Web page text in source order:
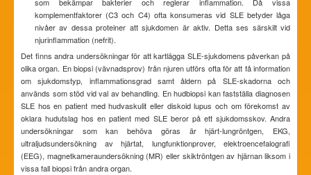
komplementfaktorer (C3 och C4) ofta konsumeras vid SLE betyder låga
nivåer av dessa proteiner att sjukdomen är aktiv. Detta ses särskilt vid
njurinflammation (nefrit).
Det finns andra undersökningar för att kartlägga SLE-sjukdomens påverkan på
olika organ. En biopsi (vävnadsprov) från njuren utförs ofta för att få information
om sjukdomstyp, inflammationsgrad samt åldern på SLE-skadorna och
används som stöd vid val av behandling. En hudbiopsi kan fastställa diagnosen
SLE hos en patient med hudvaskulit eller diskoid lupus och om förekomst av
oklara hudutslag hos en patient med SLE beror på ett sjukdomsskov. Andra
undersökningar som kan behöva göras är hjärt-lungröntgen, EKG,
ultraljudsundersökning av hjärtat, lungfunktionprover, elektroencefalografi
(EEG), magnetkameraundersökning (MR) eller skiktröntgen av hjärnan liksom i
vissa fall biopsi från andra organ.